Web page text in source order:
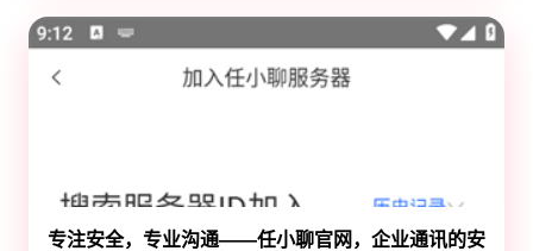
专注安全，专业沟通——任小聊官网，企业通讯的安